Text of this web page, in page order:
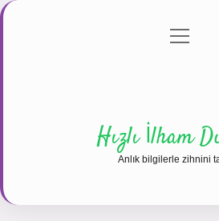
Gizlilik Politikası
menüyü
Hızlı İlham
Anlık bilgilerle zihnini